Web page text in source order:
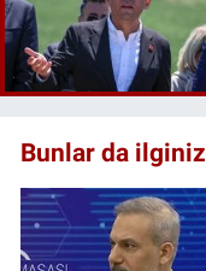
Bunlar da